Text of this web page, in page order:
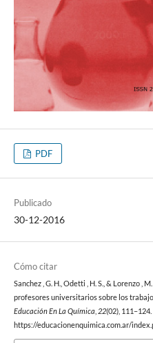
PDF
Publicado
30-12-2016
Cómo citar
Sanchez , G. H., Odetti , H. S., & Lorenzo ,
profesores universitarios sobre los
Educación En La Química 22(02),
https://educacionenquimica.com.ar/